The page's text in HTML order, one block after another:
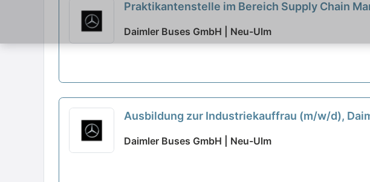
Praktikantenstelle im Bereich Supply Chain
Daimler Buses GmbH | Neu-Ulm
Ausbildung zur Industriekauffrau (m/w/d),
Daimler Buses GmbH | Neu-Ulm